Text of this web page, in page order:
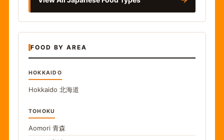
FOOD BY AREA
HOKKAIDO
Hokkaido 北海道
TOHOKU
Aomori 青森